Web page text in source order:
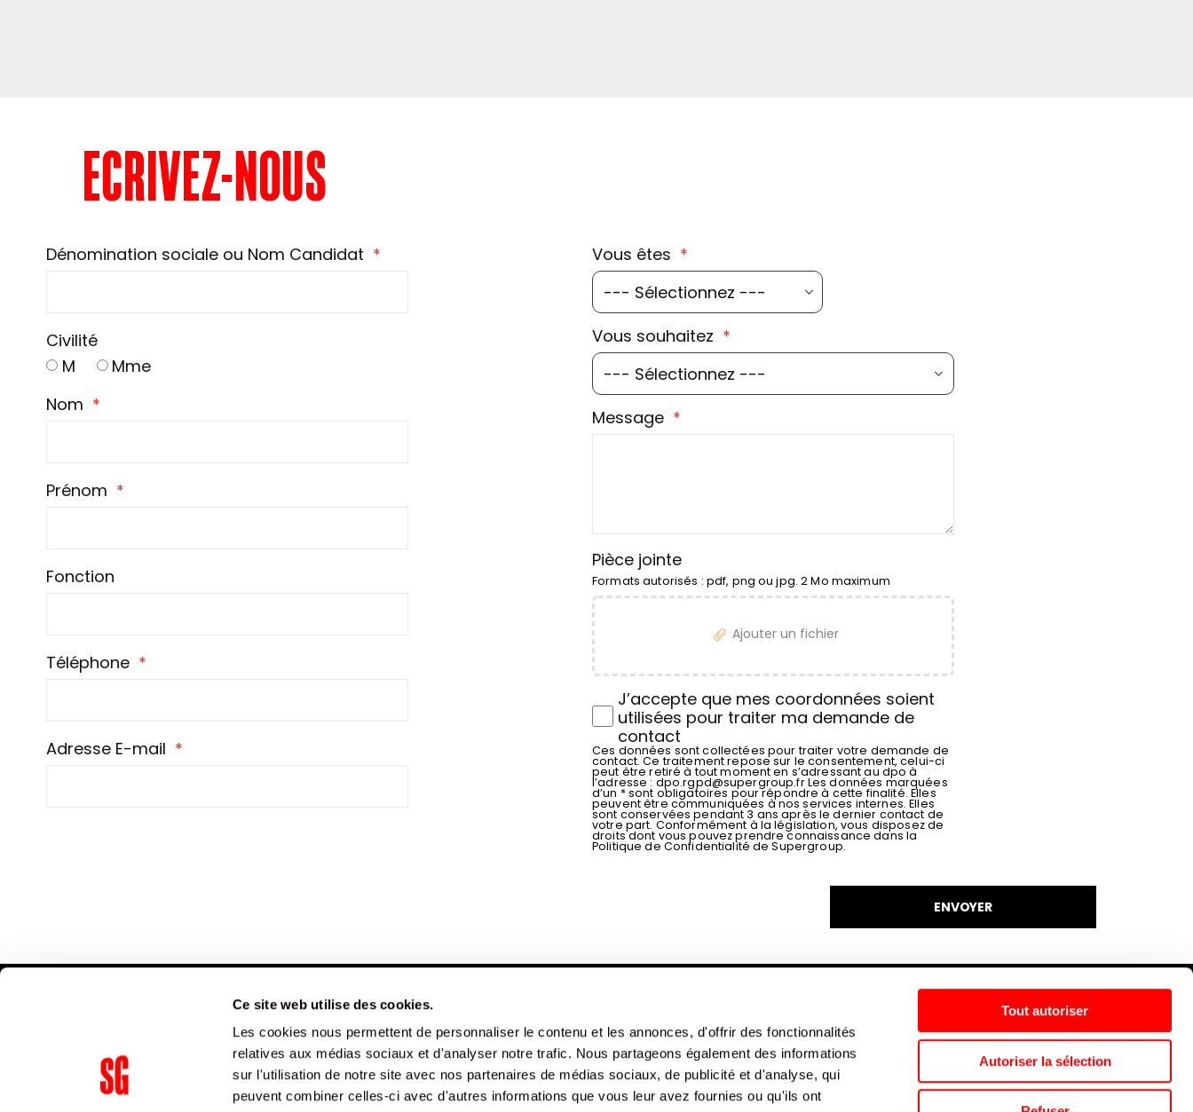
Ce site web utilise des cookies.
Les cookies nous permettent de personnaliser le contenu et les annonces, d'offrir des fonctionnalités
relatives aux médias sociaux et d'analyser notre trafic. Nous partageons également des informations
sur l'utilisation de notre site avec nos partenaires de médias sociaux, de publicité et d'analyse, qui
peuvent combiner celles-ci avec d'autres informations que vous leur avez fournies ou qu'ils ont
Tout autoriser
Autoriser la sélection
ECRIVEZ-NOUS
Dénomination sociale ou Nom Candidat
Civilité
M
Mme
Nom
Prénom
Fonction
Téléphone
Adresse E-mail
Vous êtes
Vous souhaitez
Message
Pièce jointe
Formats autorisés : pdf, png ou jpg. 2 Mo maximum
Ajouter un fichier
J’accepte que mes coordonnées soient
utilisées pour traiter ma demande de
contact
Ces données sont collectées pour traiter votre demande de
contact. Ce traitement repose sur le consentement, celui-ci
peut être retiré à tout moment en s’adressant au dpo à
l’adresse : dpo.rgpd@supergroup.frLes données marquées
d’un * sont obligatoires pour répondre à cette finalité. Elles
peuvent être communiquées à nos services internes. Elles
sont conservées pendant 3 ans après le dernier contact de
votre part. Conformément à la législation, vous disposez de
droits dont vous pouvez prendre connaissance dans la
Politique de Confidentialité de Supergroup.
ENVOYER
Mentions légales Politique de confidentialité CGV Politique de cookies Nos agences Espace presse
Supergroup © 2024. All Rights Reserved